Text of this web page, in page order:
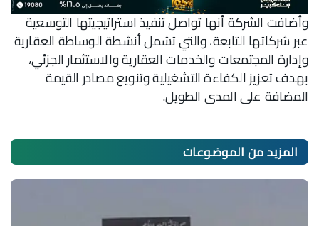
وأضافت الشركة أنها تواصل تنفيذ استراتيجيتها التوسعية
عبر شركاتها التابعة، والتي تشمل أنشطة الوساطة العقارية
وإدارة المجتمعات والخدمات العقارية والاستثمار الجزئي،
بهدف تعزيز الكفاءة التشغيلية وتنويع مصادر القيمة
المضافة على المدى الطويل.
المزيد منالموضوعات